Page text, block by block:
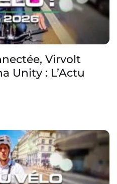
Virvolt
Unity : L’Actu